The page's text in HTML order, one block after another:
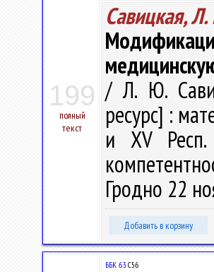
199
полный
текст
Савицкая,
/ Л. Ю.
ресурс] :
и ХV Респ.
Гродно 22
Добавить в корзину
ББК 63.С56